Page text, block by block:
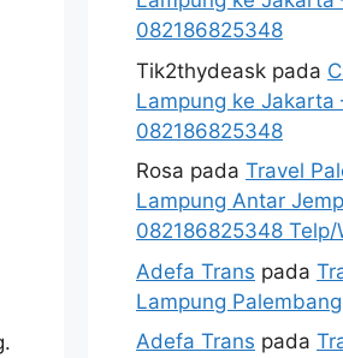
082186825348
Tik2thydeask pada
Lampung ke Jakarta
082186825348
Rosa pada Travel
Lampung Antar
082186825348 Telp/
Adefa Trans pada
Lampung
Adefa Trans pada